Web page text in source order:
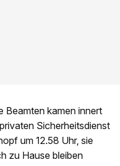
Beamten kamen innert
Sicherheitsdienst
um 12.58 Uhr, sie
zu Hause bleiben